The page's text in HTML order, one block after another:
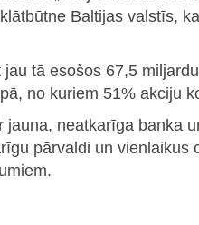
Baltijas valstīs,
tā esošos 67,5
no kuriem 51% akciju
jauna, neatkarīga banka
pārvaldi un vienlaikus